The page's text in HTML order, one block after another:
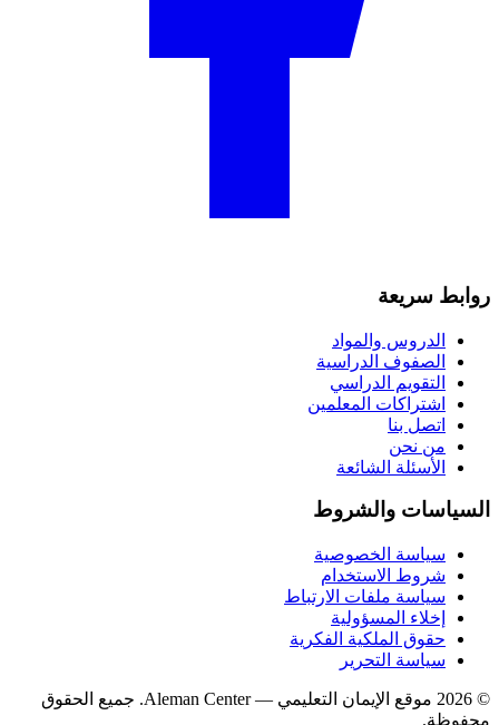
روابط سريعة
الدروس والمواد
الصفوف الدراسية
التقويم الدراسي
اشتراكات المعلمين
اتصل بنا
من نحن
الأسئلة الشائعة
السياسات والشروط
سياسة الخصوصية
شروط الاستخدام
سياسة ملفات الارتباط
إخلاء المسؤولية
حقوق الملكية الفكرية
سياسة التحرير
©
2026 موقع الإيمان التعليمي
— Aleman Center. جميع الحقوق
محفوظة.